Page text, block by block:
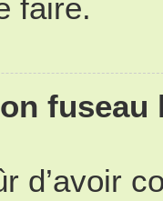
faire.
d’avoir